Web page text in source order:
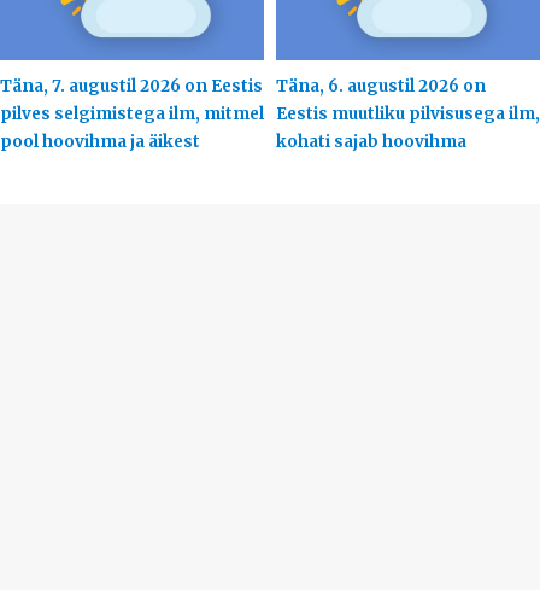
Täna, 7. augustil 2026 on Eestis
pilves selgimistega ilm, mitmel
pool hoovihma ja äikest
Täna, 6. augustil 2026 on
Eestis muutliku pilvisusega ilm,
kohati sajab hoovihma